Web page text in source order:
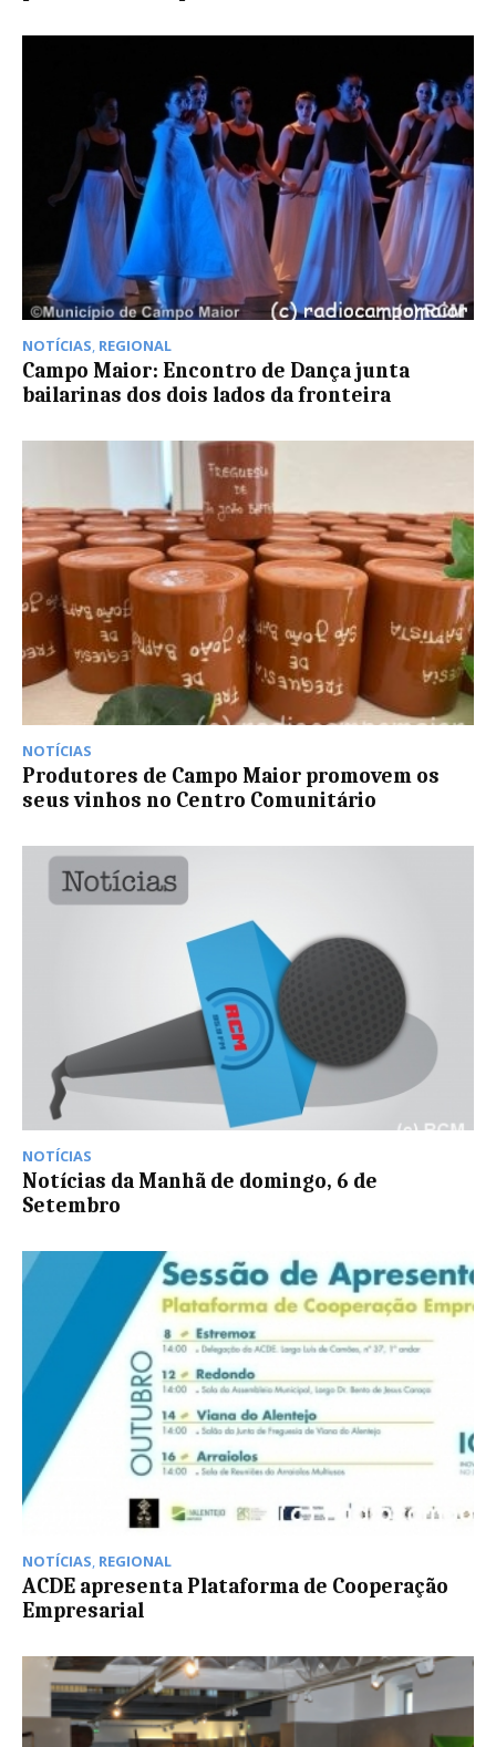
NOTÍCIAS, REGIONAL
Campo Maior: Encontro de Dança junta
bailarinas dos dois lados da fronteira
NOTÍCIAS
Produtores de Campo Maior promovem os
seus vinhos no Centro Comunitário
NOTÍCIAS
Notícias da Manhã de domingo, 6 de
Setembro
NOTÍCIAS, REGIONAL
ACDE apresenta Plataforma de Cooperação
Empresarial